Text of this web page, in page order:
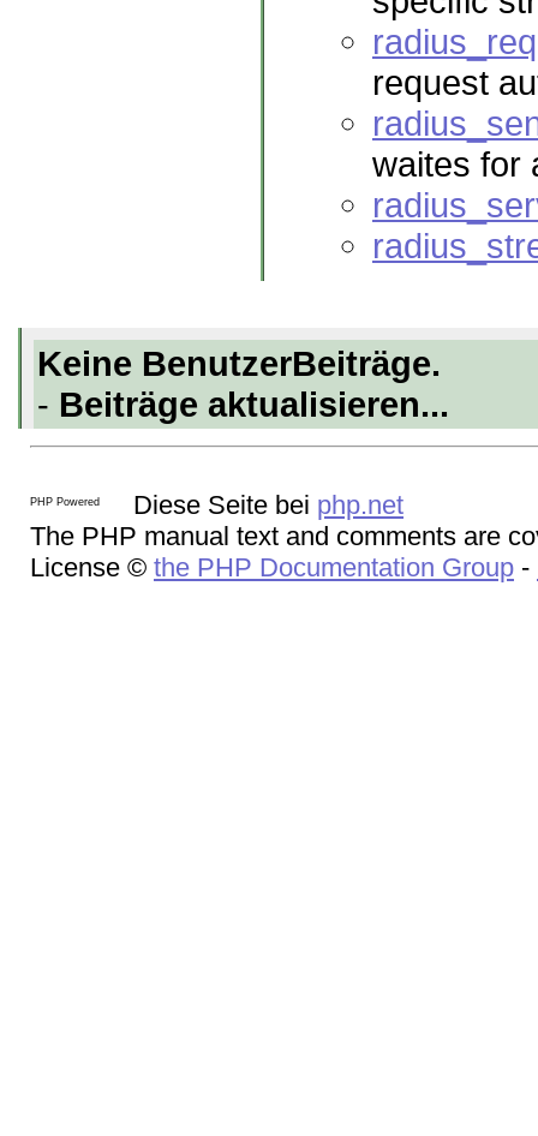
request
waites for
Keine BenutzerBeiträge.
- Beiträge aktualisieren...
Diese Seite bei php.net
The PHP manual text and comments are
License © the PHP Documentation Group -